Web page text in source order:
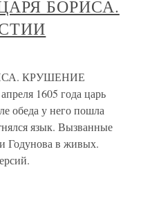
БОРИСА.
КРУШЕНИЕ
1605 года царь
обеда у него пошла
язык. Вызванные
Годунова в живых.